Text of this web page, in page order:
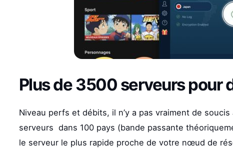
Plus de 3500 serveurs pour
Niveau perfs et débits, il n’y a pas vraiment de
serveurs dans 100 pays (bande passante
le serveur le plus rapide proche de votre nœud de